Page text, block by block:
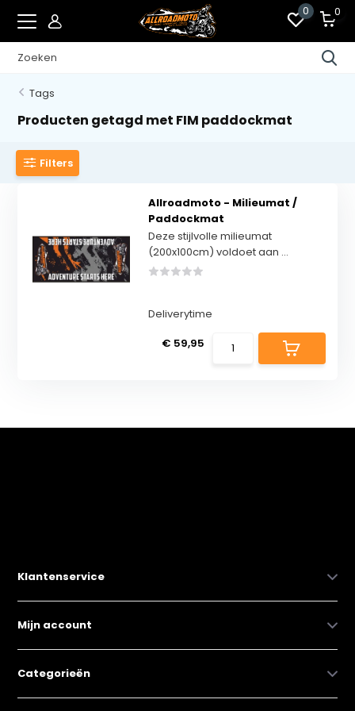
0 0
Tags
Producten getagd met FIM paddockmat
Filters
Allroadmoto - Milieumat /
Paddockmat
Deze stijlvolle milieumat
(200x100cm) voldoet aan ...
Deliverytime
€ 59,95
Klantenservice
Mijn account
Categorieën